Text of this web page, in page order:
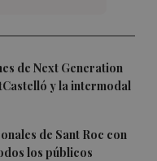
de Next Generation
y la intermodal
de Sant Roc con
los públicos